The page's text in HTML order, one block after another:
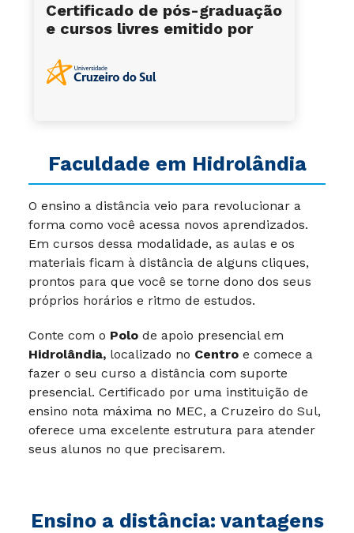
Faculdade em Hidrolândia
O ensino a distância veio para revolucionar a
forma como você acessa novos aprendizados.
Em cursos dessa modalidade, as aulas e os
materiais ficam à distância de alguns cliques,
prontos para que você se torne dono dos seus
próprios horários e ritmo de estudos.
Conte com o Polo de apoio presencial em
Hidrolândia, localizado no Centro e comece a
fazer o seu curso a distância com suporte
presencial. Certificado por uma instituição de
ensino nota máxima no MEC, a Cruzeiro do Sul,
oferece uma excelente estrutura para atender
seus alunos no que precisarem.
Ensino a distância: vantagens
Certificado de pós-graduação
e cursos livres emitido por